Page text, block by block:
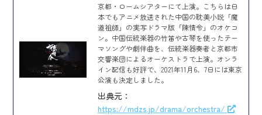
京都・ロームシアターにて上演。こちらは日
本でもアニメ放送された中国の耽美小説「魔
道祖師」の実写ドラマ版「陳情令」のオケコ
ン。中国伝統楽器の竹笛や古琴を使ったテー
マソングや劇伴曲を、伝統楽器奏者と京都市
交響楽団によるオーケストラで上演。オンラ
イン配信も好評で、2021年11月6、7日には東京
公演も決定しました。
出典元：
https://mdzs.jp/drama/orchestra/